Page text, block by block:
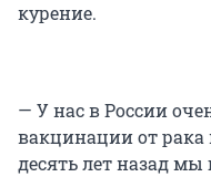
курение.
— У нас в России
вакцинации от
десять лет назад